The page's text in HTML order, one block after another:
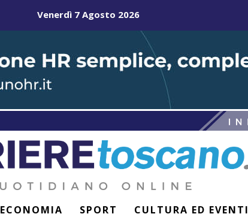
Venerdì 7 Agosto 2026
ECONOMIA SPORT CULTURA ED EVENTI